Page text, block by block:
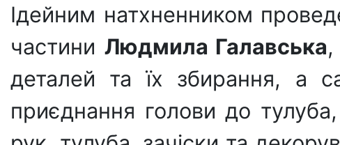
Ідейним натхненником
частини Людмила Галавська
деталей та їх збирання, а
приєднання голови до